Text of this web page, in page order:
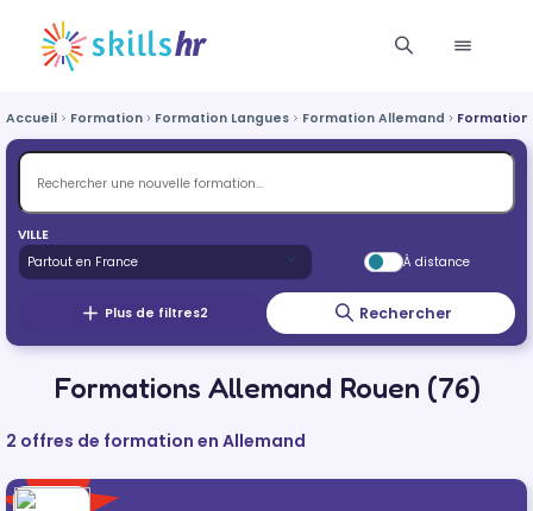
Accueil Formation Formation Langues Formation Allemand Formation
VILLE
À distance
Plus de filtres2 Rechercher
Formations Allemand Rouen (76)
2 offres de formation en Allemand